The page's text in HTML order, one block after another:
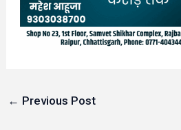
← Previous Post